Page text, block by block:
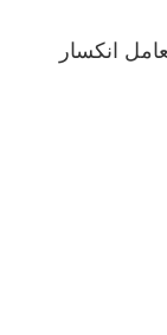
انكسار